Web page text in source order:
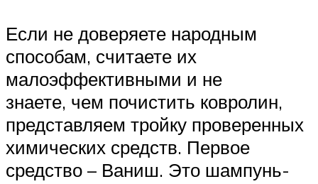
Если не доверяете народным
способам, считаете их
малоэффективными и не
знаете, чем почистить ковролин,
представляем тройку проверенных
химических средств. Первое
средство – Ваниш. Это шампунь-